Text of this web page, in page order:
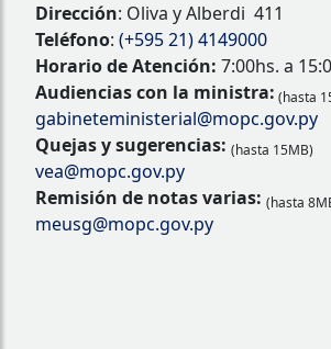
Dirección: Oliva y Alberdi 411
Teléfono: (+595 21) 4149000
Horario de Atención: 7:00hs. a
Audiencias con la ministra: (hasta
gabineteministerial@mopc.gov.py
Quejas y sugerencias: (hasta 15MB)
vea@mopc.gov.py
Remisión de notas varias: (hasta
meusg@mopc.gov.py